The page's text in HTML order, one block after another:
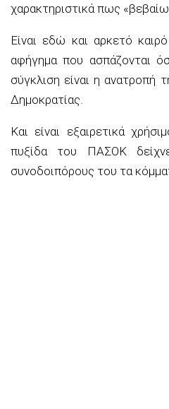
χαρακτηριστικά πως
Είναι εδώ και αρκετό
αφήγημα που ασπάζονται
σύγκλιση είναι η ανατροπή
Δημοκρατίας.
Και είναι εξαιρετικά
πυξίδα του ΠΑΣΟΚ
συνοδοιπόρους του τα